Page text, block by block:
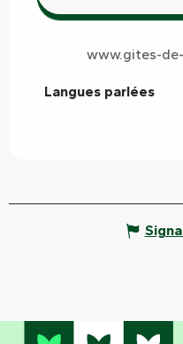
www.gites-de-
Langues parlées
Langues parlées